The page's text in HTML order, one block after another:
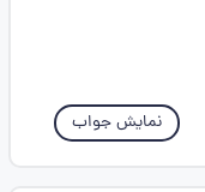
نمایش جواب